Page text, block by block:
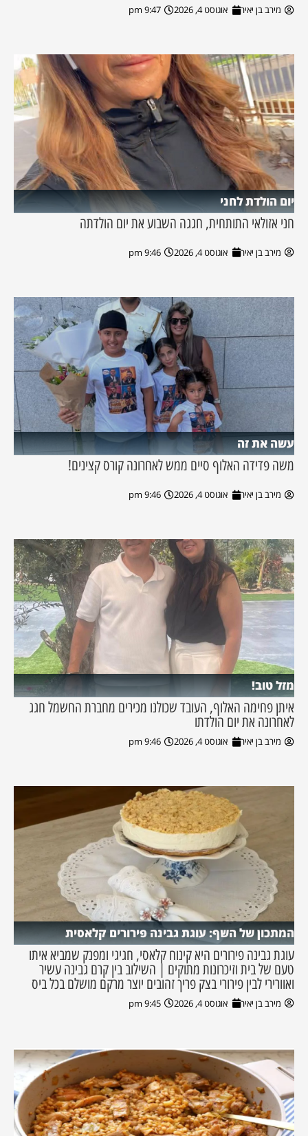
מירב בן יאיר אוגוסט 4, 2026 9:47 pm
יום הולדת לחני
חני אזולאי התותחית, חגגה השבוע את יום הולדתה
מירב בן יאיר אוגוסט 4, 2026 9:46 pm
עשה את זה
משה פדידה האלוף סיים ממש לאחרונה קורס קצינים!
מירב בן יאיר אוגוסט 4, 2026 9:46 pm
מזל טוב!
איתן פחימה האלוף, העובד שכולנו מכירים מחברת החשמל חגג
לאחרונה את יום הולדתו
מירב בן יאיר אוגוסט 4, 2026 9:46 pm
המתכון של השף: עוגת גבינה פירורים קלאסית
עוגת גבינה פירורים היא קינוח קלאסי, חגיגי ומפנק שמביא איתו
טעם של בית וזיכרונות מתוקים | השילוב בין קרם גבינה עשיר
ואוורירי לבין פירורי בצק פריך זהובים יוצר מרקם מושלם בכל ביס
מירב בן יאיר אוגוסט 4, 2026 9:45 pm